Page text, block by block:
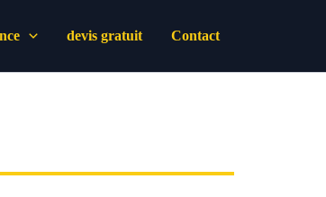
devis gratuit Contact